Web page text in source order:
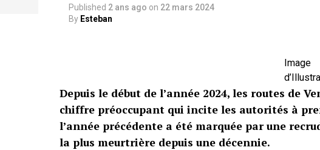
Published 2 ans ago on 22 mars 2024
By Esteban
Image
Depuis le début de l’année 2024, les routes de
chiffre préoccupant qui incite les autorités à
l’année précédente a été marquée par une
la plus meurtrière depuis une décennie.